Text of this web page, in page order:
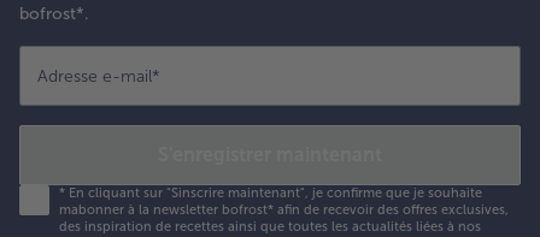
bofrost*.
Adresse e-mail*
* En cliquant sur "Sinscrire maintenant", je confirme que je souhaite
mabonner à la newsletter bofrost* afin de recevoir des offres exclusives,
des inspiration de recettes ainsi que toutes les actualités liées à nos